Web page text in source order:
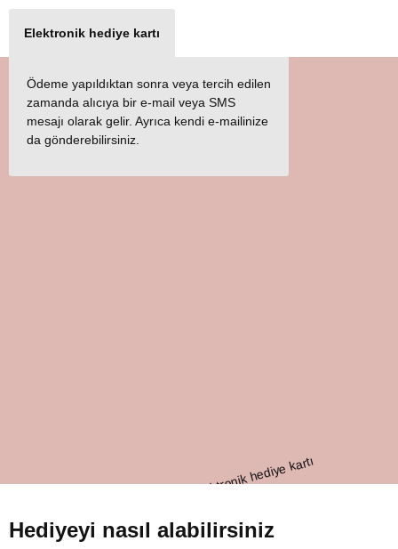
Elektronik hediye kartı
Ödeme yapıldıktan sonra veya tercih edilen
zamanda alıcıya bir e-mail veya SMS
mesajı olarak gelir. Ayrıca kendi e-mailinize
da gönderebilirsiniz.
Hediyeyi nasıl alabilirsiniz